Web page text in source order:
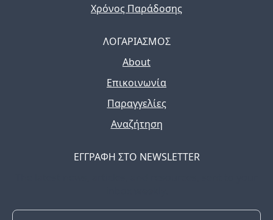
Χρόνος Παράδοσης
ΛΟΓΑΡΙΑΣΜΟΣ
About
Επικοινωνία
Παραγγελίες
Αναζήτηση
ΕΓΓΡΑΦΗ ΣΤΟ NEWSLETTER